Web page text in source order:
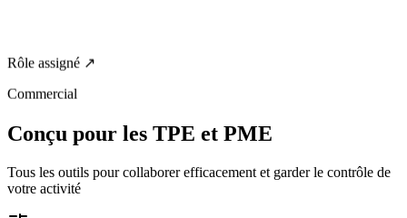
Rôle assigné ↗
Commercial
Conçu pour les TPE et PME
Tous les outils pour collaborer efficacement et garder le contrôle de
votre activité